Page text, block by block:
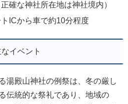
確な神社所在地は神社境内）
ICから車で約10分程度
なイベント
湯殿山神社の例祭は、冬の厳し
伝統的な祭礼であり、地域の